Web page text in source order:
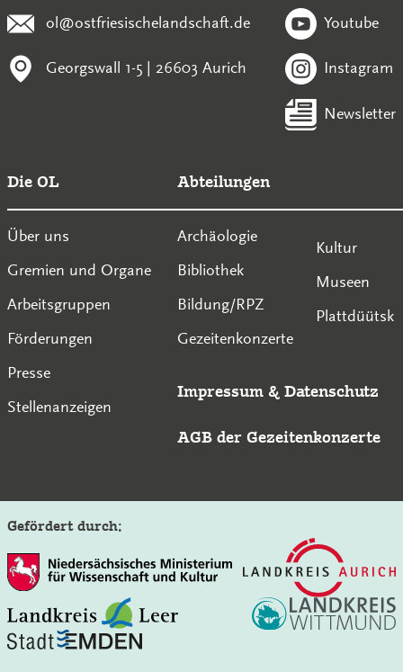
ol@ostfriesischelandschaft.de
Georgswall 1-5 | 26603 Aurich
Youtube
Instagram
Newsletter
Die OL
Über uns
Gremien und Organe
Arbeitsgruppen
Förderungen
Presse
Stellenanzeigen
Abteilungen
Archäologie
Bibliothek
Bildung/RPZ
Gezeitenkonzerte
Kultur
Museen
Plattdüütsk
Impressum & Datenschutz
AGB der Gezeitenkonzerte
Gefördert durch:
Auf der Seite der Gezeitenkonzerte suchen: